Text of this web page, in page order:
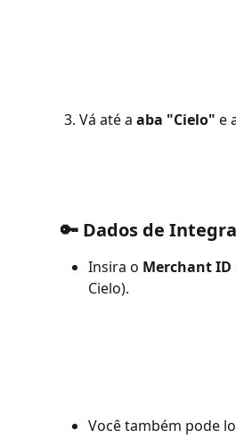
3. Vá até a aba "Cielo" e
​🔑 Dados de
Insira o Merchant ID
Cielo).
Você também pode